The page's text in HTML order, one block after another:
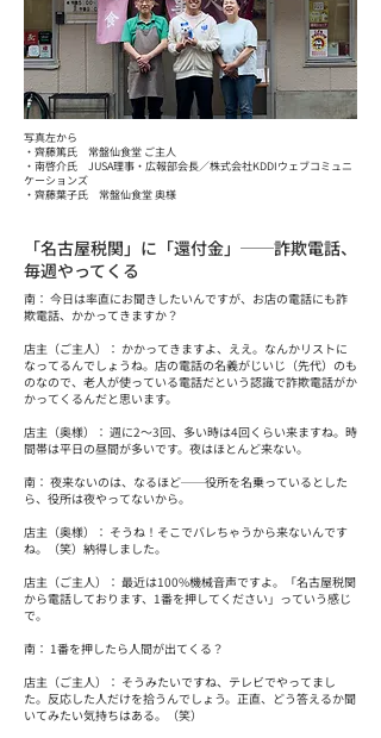
写真左から
・齊藤篤氏 常盤仙食堂 ご主人
・南啓介氏 JUSA理事・広報部会長／株式会社KDDIウェブコミュニ
ケーションズ
・齊藤葉子氏 常盤仙食堂 奥様
「名古屋税関」に「還付金」──詐欺電話、
毎週やってくる
南： 今日は率直にお聞きしたいんですが、お店の電話にも詐
欺電話、かかってきますか？
店主（ご主人）： かかってきますよ、ええ。なんかリストに
なってるんでしょうね。店の電話の名義がじいじ（先代）のも
のなので、老人が使っている電話だという認識で詐欺電話がか
かってくるんだと思います。
店主（奥様）： 週に2〜3回、多い時は4回くらい来ますね。時
間帯は平日の昼間が多いです。夜はほとんど来ない。
南： 夜来ないのは、なるほど──役所を名乗っているとした
ら、役所は夜やってないから。
店主（奥様）： そうね！そこでバレちゃうから来ないんです
ね。（笑）納得しました。
店主（ご主人）： 最近は100%機械音声ですよ。「名古屋税関
から電話しております、1番を押してください」っていう感じ
で。
南： 1番を押したら人間が出てくる？
店主（ご主人）： そうみたいですね、テレビでやってまし
た。反応した人だけを拾うんでしょう。正直、どう答えるか聞
いてみたい気持ちはある。（笑）